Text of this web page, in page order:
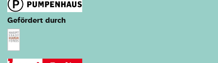
Gefördert durch